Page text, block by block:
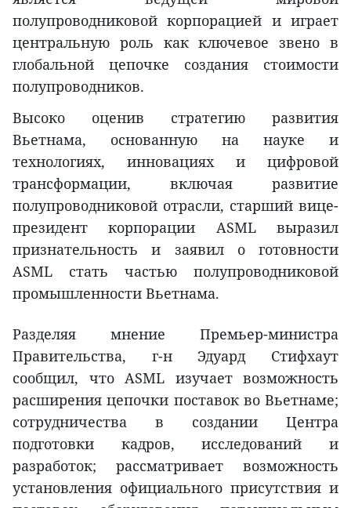
полупроводниковой корпорацией и играет
центральную роль как ключевое звено в
глобальной цепочке создания стоимости
полупроводников.
Высоко оценив стратегию развития
Вьетнама, основанную на науке и
технологиях, инновациях и цифровой
трансформации, включая развитие
полупроводниковой отрасли, старший вице-
президент корпорации ASML выразил
признательность и заявил о готовности
ASML стать частью полупроводниковой
промышленности Вьетнама.
Разделяя мнение Премьер-министра
Правительства, г-н Эдуард Стифхаут
сообщил, что ASML изучает возможность
расширения цепочки поставок во Вьетнаме;
сотрудничества в создании Центра
подготовки кадров, исследований и
разработок; рассматривает возможность
установления официального присутствия и